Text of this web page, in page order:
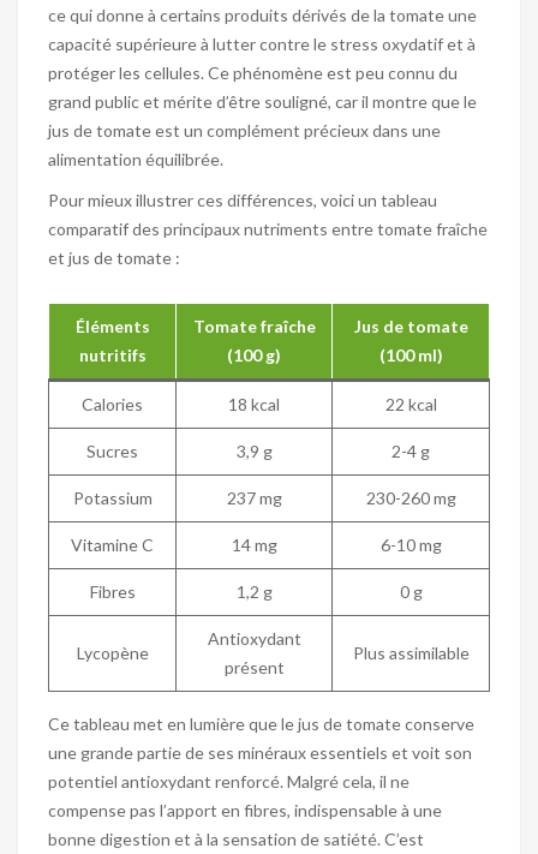
ce qui donne à certains produits dérivés de la tomate une
capacité supérieure à lutter contre le stress oxydatif et à
protéger les cellules. Ce phénomène est peu connu du
grand public et mérite d’être souligné, car il montre que le
jus de tomate est un complément précieux dans une
alimentation équilibrée.
Pour mieux illustrer ces différences, voici un tableau
comparatif des principaux nutriments entre tomate fraîche
et jus de tomate :
Éléments
nutritifs
Tomate fraîche
(100 g)
Jus de tomate
(100 ml)
Calories 18 kcal 22 kcal
Sucres 3,9 g 2-4 g
Potassium 237 mg 230-260 mg
Vitamine C 14 mg 6-10 mg
Fibres 1,2 g 0 g
Lycopène
Antioxydant
présent
Plus assimilable
Ce tableau met en lumière que le jus de tomate conserve
une grande partie de ses minéraux essentiels et voit son
potentiel antioxydant renforcé. Malgré cela, il ne
compense pas l’apport en fibres, indispensable à une
bonne digestion et à la sensation de satiété. C’est